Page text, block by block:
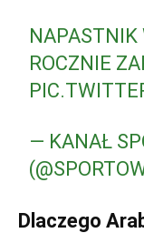
ROCZNIE
— KANAŁ
Dlaczego